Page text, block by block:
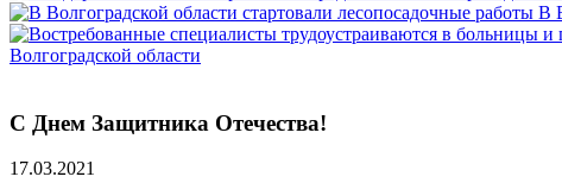
В
Волгоградской области
С Днем Защитника Отечества!
17.03.2021